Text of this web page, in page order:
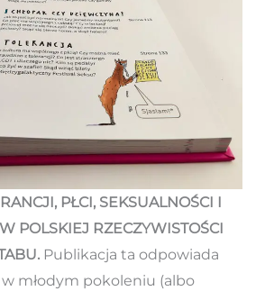
PŁCI, SEKSUALNOŚCI I
POLSKIEJ RZECZYWISTOŚCI
Publikacja ta odpowiada
młodym pokoleniu (albo